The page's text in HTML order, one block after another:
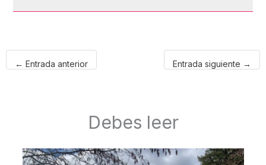
← Entrada anterior Entrada siguiente →
Debes leer